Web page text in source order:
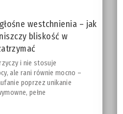
westchnienia – jak
bliskość w
i nie stosuje
ale rani równie mocno –
poprzez unikanie
pełne